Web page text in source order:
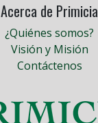
Acerca de Primicia
¿Quiénes somos?
Visión y Misión
Contáctenos